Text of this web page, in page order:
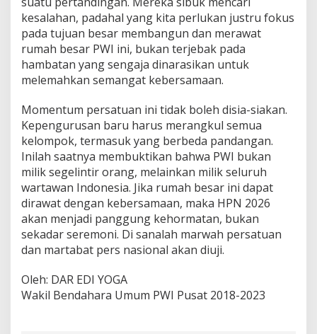
i
A
m
b
i
s
i
kesalahan, padahal yang kita perlukan justru fokus
pada tujuan besar membangun dan merawat
rumah besar PWI ini, bukan terjebak pada
hambatan yang sengaja dinarasikan untuk
melemahkan semangat kebersamaan.
Momentum persatuan ini tidak boleh disia-siakan.
Kepengurusan baru harus merangkul semua
kelompok, termasuk yang berbeda pandangan.
Inilah saatnya membuktikan bahwa PWI bukan
milik segelintir orang, melainkan milik seluruh
wartawan Indonesia. Jika rumah besar ini dapat
dirawat dengan kebersamaan, maka HPN 2026
akan menjadi panggung kehormatan, bukan
sekadar seremoni. Di sanalah marwah persatuan
dan martabat pers nasional akan diuji.
Oleh: DAR EDI YOGA
Wakil Bendahara Umum PWI Pusat 2018-2023